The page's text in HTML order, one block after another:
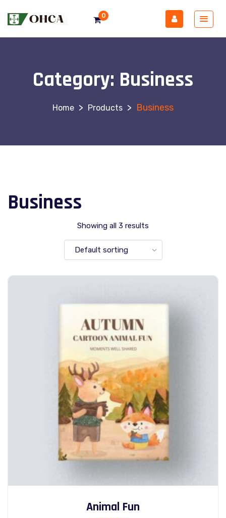
0
Category: Business
> Products > Business
Business
Showing all 3 results
Animal Fun